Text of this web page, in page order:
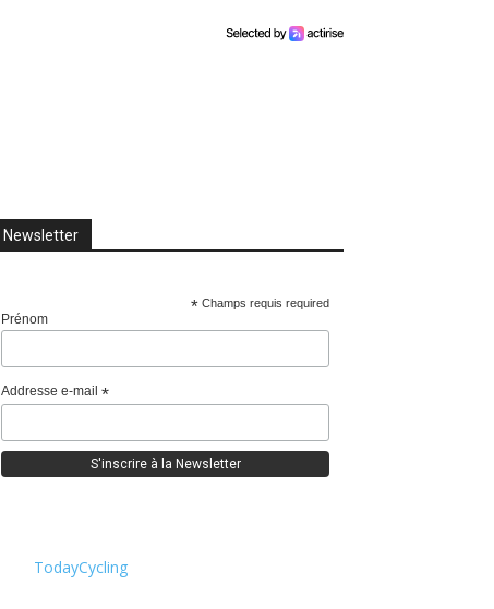
Newsletter
* Champs requis required
Prénom
Addresse e-mail *
TodayCycling